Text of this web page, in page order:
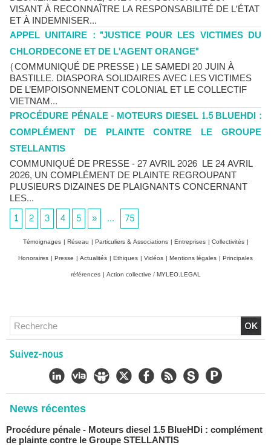
VISANT À RECONNAÎTRE LA RESPONSABILITÉ DE L'ÉTAT
ET À INDEMNISER...
APPEL UNITAIRE : "JUSTICE POUR LES VICTIMES DU
CHLORDECONE ET DE L'AGENT ORANGE"
(COMMUNIQUÉ DE PRESSE) LE SAMEDI 20 JUIN À
BASTILLE. DIASPORA SOLIDAIRES AVEC LES VICTIMES
DE L’EMPOISONNEMENT COLONIAL ET LE COLLECTIF
VIETNAM...
PROCÉDURE PÉNALE - MOTEURS DIESEL 1.5 BLUEHDI :
COMPLÉMENT DE PLAINTE CONTRE LE GROUPE
STELLANTIS
COMMUNIQUÉ DE PRESSE - 27 AVRIL 2026 LE 24 AVRIL
2026, UN COMPLÉMENT DE PLAINTE REGROUPANT
PLUSIEURS DIZAINES DE PLAIGNANTS CONCERNANT
LES...
1
2 3 4 5 » ... 75
Témoignages | Réseau | Particuliers & Associations | Entreprises | Collectivités |
Honoraires | Presse | Actualités | Ethiques | Vidéos | Mentions légales | Principales
références | Action collective / MYLEO.LEGAL
Suivez-nous
News récentes
CHLORDÉCONE Déclaration de Me Christophe
décision de confirmation du non-lieu
Christophe LEGUEVAQUES
Chlordécone : une loi qui reconnaît, un État qui conteste
02/06/2026 -Christophe LEGUEVAQUES
de plainte contre le Groupe STELLANTIS
27/04/2026 -Christophe LEGUEVAQUES